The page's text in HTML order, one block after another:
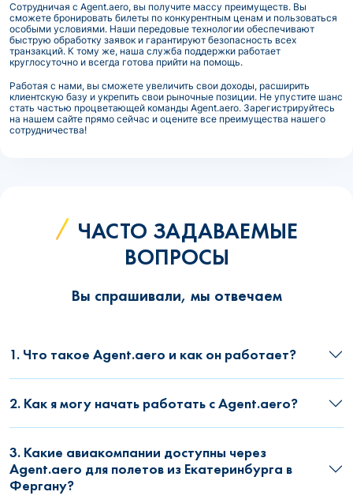
Сотрудничая с Agent.aero, вы получите массу преимуществ. Вы
сможете бронировать билеты по конкурентным ценам и пользоваться
особыми условиями. Наши передовые технологии обеспечивают
быструю обработку заявок и гарантируют безопасность всех
транзакций. К тому же, наша служба поддержки работает
круглосуточно и всегда готова прийти на помощь.
Работая с нами, вы сможете увеличить свои доходы, расширить
клиентскую базу и укрепить свои рыночные позиции. Не упустите шанс
стать частью процветающей команды Agent.aero. Зарегистрируйтесь
на нашем сайте прямо сейчас и оцените все преимущества нашего
сотрудничества!
ЧАСТО ЗАДАВАЕМЫЕ
ВОПРОСЫ
Вы спрашивали, мы отвечаем
1. Что такое Agent.aero и как он работает?
2. Как я могу начать работать с Agent.aero?
3. Какие авиакомпании доступны через
Agent.aero для полетов из Екатеринбурга в
Фергану?